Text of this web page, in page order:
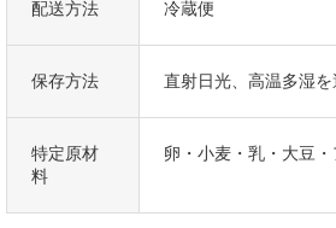
パティシエの手作りの洋菓子を贈りません
大切な方への手土産・おみやげやお使いも
また、入学祝、卒業祝、年忌法要など法事
御祝・御礼・内祝など祝儀の品としても最
ウエディングパーティ-、2次会のプチギフ
配送方法 冷蔵便
保存方法 直射日光、高温多湿
特定原材
料
卵・小麦・乳・大豆・